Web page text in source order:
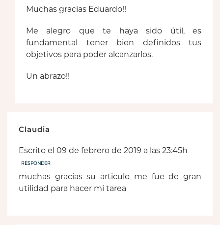
Muchas gracias Eduardo!!
Me alegro que te haya sido útil, es
fundamental tener bien definidos tus
objetivos para poder alcanzarlos.
Un abrazo!!
Claudia
Escrito el 09 de febrero de 2019 a las 23:45h
RESPONDER
muchas gracias su articulo me fue de gran
utilidad para hacer mi tarea